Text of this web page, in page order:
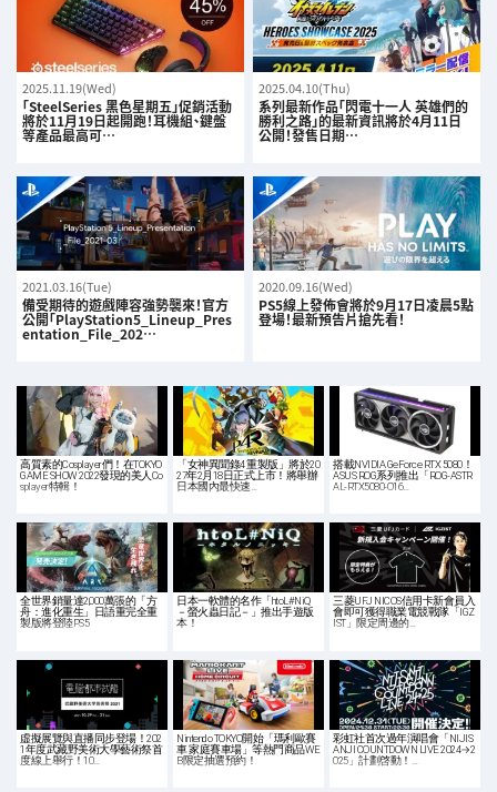
2025.11.19(Wed)
「SteelSeries 黑色星期五」促銷活動
將於11月19日起開跑！耳機組、鍵盤
等產品最高可…
2025.04.10(Thu)
系列最新作品「閃電十一人 英雄們的
勝利之路」的最新資訊將於4月11日
公開！發售日期…
2021.03.16(Tue)
備受期待的遊戲陣容強勢襲來！官方
公開「PlayStation5_Lineup_Pres
entation_File_202…
2020.09.16(Wed)
PS5線上發佈會將於9月17日凌晨5點
登場！最新預告片搶先看！
高質素的Cosplayer們！在TOKYO
GAME SHOW 2022發現的美人Co
splayer特輯！
「女神異聞錄4 重製版」將於20
27年2月18日正式上市！將舉辦
日本國內最快速…
搭載NVIDIA GeForce RTX 5080！
ASUS ROG系列推出「ROG-ASTR
AL-RTX5080-O16…
全世界銷量達2,000萬張的「方
舟：進化重生」日語重完全重
製版將登陸PS5
日本一軟體的名作「htoL#NiQ
－螢火蟲日記－」推出手遊版
本！
三菱UFJ NICOS信用卡新會員入
會即可獲得職業電競戰隊「IGZ
IST」限定周邊的…
虛擬展覽與直播同步登場！202
1年度武藏野美術大學藝術祭首
度線上舉行！10…
Nintendo TOKYO開始「瑪利歐賽
車 家庭賽車場」等熱門商品WE
B限定抽選預約！
彩虹社首次過年演唱會「NIJIS
ANJI COUNTDOWN LIVE 2024→2
025」計劃啓動！…